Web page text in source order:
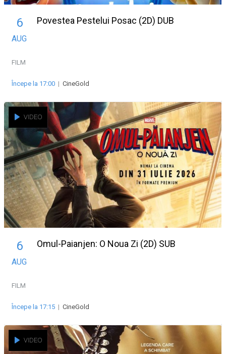
6
AUG
Povestea Pestelui Posac (2D) DUB
FILM
Începe la 17:00 | CineGold
VIDEO
6
AUG
Omul-Paianjen: O Noua Zi (2D) SUB
FILM
Începe la 17:15 | CineGold
VIDEO